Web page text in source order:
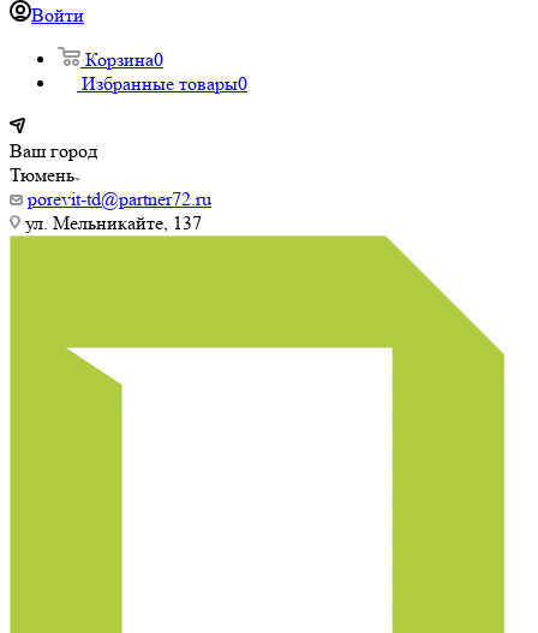
Войти
Корзина0
Избранные товары0
Ваш город
Тюмень
porevit-td@partner72.ru
ул. Мельникайте, 137